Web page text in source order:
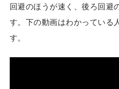
回避のほうが速く、後ろ回避
す。下の動画はわかっている
す。